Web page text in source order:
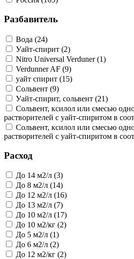
Разбавитель
Вода (24)
Уайт-спирит (2)
Nitro Universal Verduner (1)
Verdunner AF (9)
уайт спирит (15)
Сольвент (9)
Уайт-спирит, сольвент (21)
Сольвент, ксилол или смесью
растворителей с уайт-спиритом в
Сольвент, ксилол или смесью
растворителей с уайт-спиритом в
Расход
До 14 м2/л (3)
До 8 м2/л (14)
До 12 м2/л (16)
До 13 м2/л (7)
До 10 м2/л (17)
До 10 м2/кг (2)
До 5 м2/л (1)
До 6 м2/л (2)
До 12 м2/кг (2)